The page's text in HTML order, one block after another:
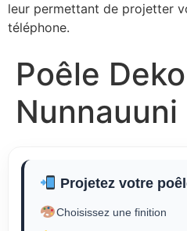
leur permettant de projetter
téléphone.
Poêle
Nunnauuni
Projetez votre
Choisissez une finition